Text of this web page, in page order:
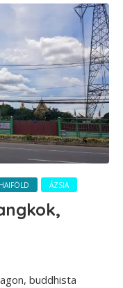
ÁZSIA
buddhista